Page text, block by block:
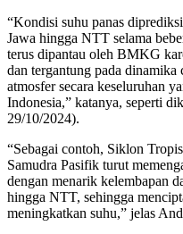
“Kondisi suhu panas
Jawa hingga NTT selama
terus dipantau oleh BMKG
dan tergantung pada dinamika
atmosfer secara keseluruhan
Indonesia,” katanya, seperti
29/10/2024).
“Sebagai contoh, Siklon
Samudra Pasifik turut
dengan menarik kelembapan
hingga NTT, sehingga
meningkatkan suhu,” jelas